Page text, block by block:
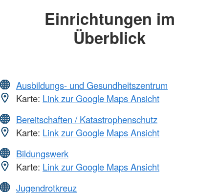
Einrichtungen im
Überblick
Ausbildungs- und Gesundheitszentrum
Karte: Link zur Google Maps Ansicht
Bereitschaften / Katastrophenschutz
Karte: Link zur Google Maps Ansicht
Bildungswerk
Karte: Link zur Google Maps Ansicht
Jugendrotkreuz